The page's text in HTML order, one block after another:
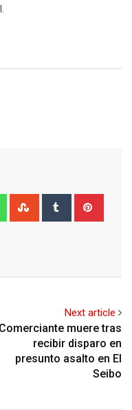
WhatsappStumbleUpon
Tumblr
Next article
Comerciante muere tras
recibir disparo en
presunto asalto en El
Seibo